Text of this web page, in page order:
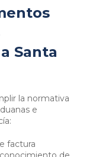
Santa
la normativa
e
factura